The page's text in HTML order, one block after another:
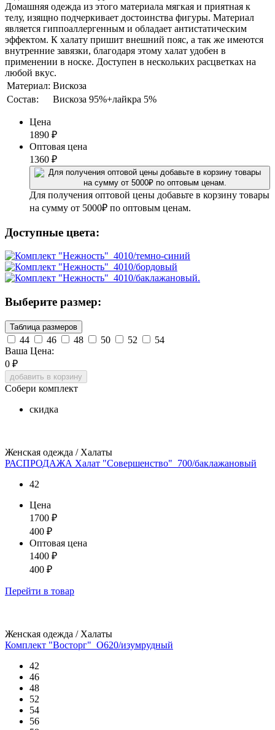
Домашняя одежда из этого материала мягкая и приятная к
телу, изящно подчеркивает достоинства фигуры. Материал
является гиппоаллергенным и обладает антистатическим
эффектом. К халату пришит внешний пояс, а так же имеются
внутренние завязки, благодаря этому халат удобен в
применении в носке. Доступен в нескольких расцветках на
любой вкус.
Материал: Вискоза
Состав:
Вискоза 95%+лайкра 5%
Цена
1890 ₽
Оптовая цена
1360 ₽
Для получения оптовой цены добавьте в корзину товары
на сумму от 5000₽ по оптовым ценам.
Доступные цвета:
Выберите размер:
Таблица размеров
44 46 48 50 52
54
Ваша Цена:
0 ₽
добавить в корзину
Собери комплект
скидка
Женская одежда / Халаты
РАСПРОДАЖА Халат "Совершенство"_700/баклажановый
42
Цена
1700 ₽
400 ₽
Оптовая цена
1400 ₽
400 ₽
Перейти в товар
Женская одежда / Халаты
Комплект "Восторг"_О620/изумрудный
42
46
48
52
54
56